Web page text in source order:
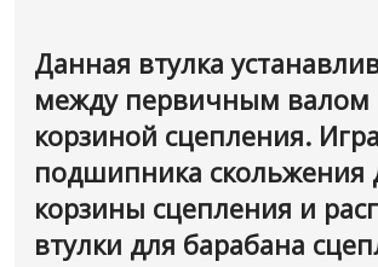
Данная втулка
между первичным валом
корзиной сцепления.
подшипника скольжения
корзины сцепления и
втулки для барабана